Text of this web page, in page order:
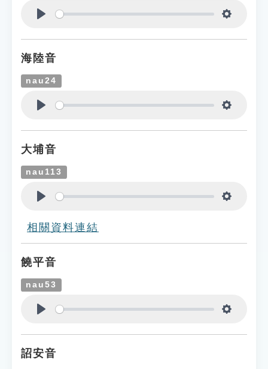
海陸音
nau24
大埔音
nau113
相關資料連結
饒平音
nau53
詔安音